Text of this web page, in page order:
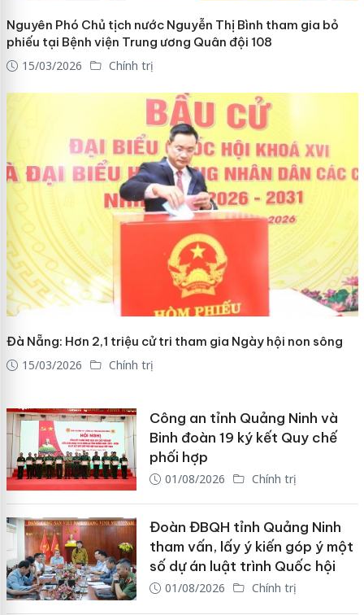
Nguyên Phó Chủ tịch nước Nguyễn Thị Bình tham gia bỏ
phiếu tại Bệnh viện Trung ương Quân đội 108
15/03/2026
Chính trị
Đà Nẵng: Hơn 2,1 triệu cử tri tham gia Ngày hội non sông
15/03/2026
Chính trị
Công an tỉnh Quảng Ninh và
Binh đoàn 19 ký kết Quy chế
phối hợp
01/08/2026 Chính trị
Đoàn ĐBQH tỉnh Quảng Ninh
tham vấn, lấy ý kiến góp ý một
số dự án luật trình Quốc hội
01/08/2026 Chính trị